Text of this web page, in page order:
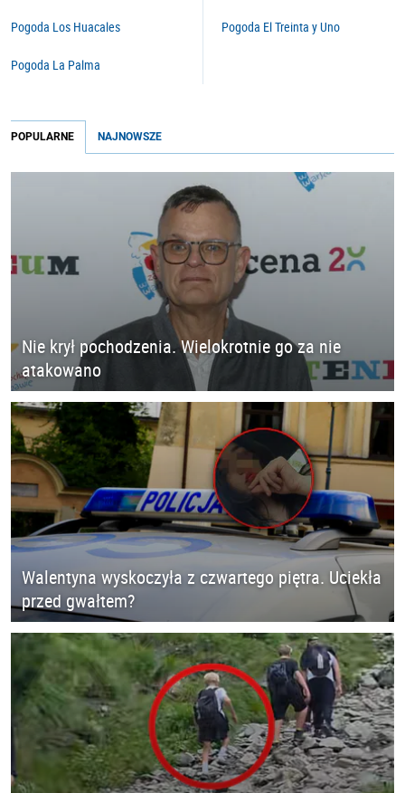
Pogoda Los Huacales
Pogoda La Palma
Pogoda El Treinta y Uno
POPULARNE NAJNOWSZE
Nie krył pochodzenia. Wielokrotnie go za nie
atakowano
Walentyna wyskoczyła z czwartego piętra. Uciekła
przed gwałtem?